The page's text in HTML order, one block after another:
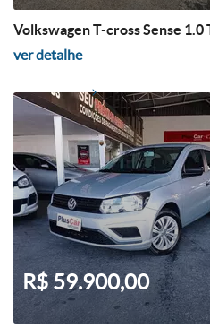
Volkswagen T-cross Sense 1.0
ver detalhe
R$ 59.900,00